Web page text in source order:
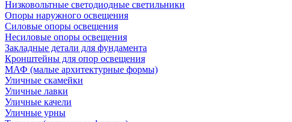
Низковольтные светодиодные светильники
Опоры наружного освещения
Силовые опоры освещения
Несиловые опоры освещения
Закладные детали для фундамента
Кронштейны для опор освещения
МАФ (малые архитектурные формы)
Уличные скамейки
Уличные лавки
Уличные качели
Уличные урны